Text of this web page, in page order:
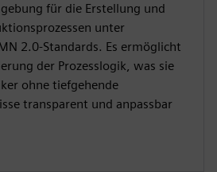
für die Erstellung und
unter
2.0-Standards. Es ermöglicht
der Prozesslogik, was sie
ohne tiefgehende
transparent und anpassbar